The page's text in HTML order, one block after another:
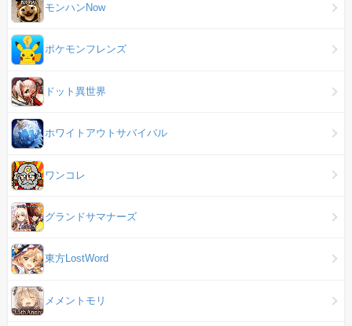
モンハンNow
ポケモンフレンズ
ドット異世界
ホワイトアウトサバイバル
ワンコレ
グランドサマナーズ
東方LostWord
メメントモリ